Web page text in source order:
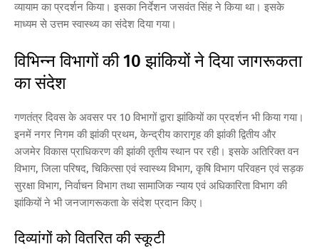
व्यायाम का प्रदर्शन किया। इसका निर्देशन जसवंत सिंह ने किया था। इसके
माध्यम से उत्तम स्वास्थ्य का संदेश दिया गया।
विभिन्न विभागों की 10 झांकियों ने दिया जागरूकता
का संदेश
गणतंत्र दिवस के अवसर पर 10 विभागों द्वारा झांकियों का प्रदर्शन भी किया गया।
इनमें नगर निगम की झांकी प्रथम, केन्द्रीय कारागृह की झांकी द्वितीय और
अजमेर विकास प्राधिकरण की झांकी तृतीय स्थान पर रही। इसके अतिरिक्त वन
विभाग, जिला परिषद, चिकित्सा एवं स्वास्थ्य विभाग, कृषि विभाग परिवहन एवं सड़क
सुरक्षा विभाग, निर्वाचन विभाग तथा सामाजिक न्याय एवं अधिकारिता विभाग की
झांकियों ने भी जनजागरूकता के संदेश प्रदान किए।
दिव्यांगों को वितरित की स्कूटी